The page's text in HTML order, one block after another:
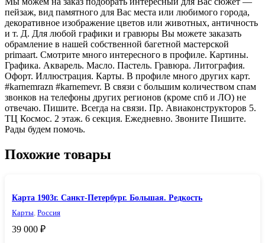
пейзаж, вид памятного для Вас места или любимого города,
декоративное изображение цветов или животных, античность
и т. Д. Для любой графики и гравюры Вы можете заказать
обрамление в нашей собственной багетной мастерской
primaart. Смотрите много интересного в профиле. Картины.
Графика. Акварель. Масло. Пастель. Гравюра. Литография.
Офорт. Иллюстрация. Карты. В профиле много других карт.
#karnemrazn #karnemevr. В связи с большим количеством спам
звонков на телефоны других регионов (кроме спб и ЛО) не
отвечаю. Пишите. Всегда на связи. Пр. Aвиаконструкторов 5.
TЦ Космос. 2 этаж. 6 секция. Ежeдневно. Звонитe Пишите.
Рады будeм помочь.
Похожие товары
Карта 1903г. Санкт-Петербург. Большая. Редкость
Карты Россия
39 000 ₽